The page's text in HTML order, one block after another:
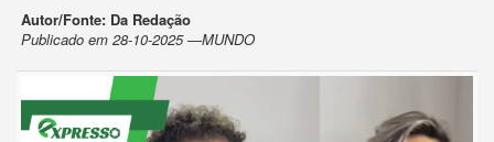
Autor/Fonte: Da Redação
Publicado em 28-10-2025 —MUNDO